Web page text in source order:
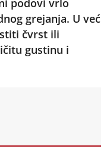
podovi vrlo
grejanja. U već
čvrst ili
gustinu i